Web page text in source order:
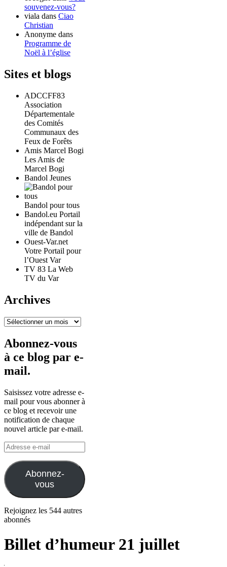
souvenez-vous?
viala dans Ciao
Christian
Anonyme dans
Programme de
Noël à l’église
Sites et blogs
ADCCFF83
Association
Départementale
des Comités
Communaux des
Feux de Forêts
Amis Marcel Bogi
Les Amis de
Marcel Bogi
Bandol Jeunes
Bandol pour tous
Bandol.eu Portail
indépendant sur la
ville de Bandol
Ouest-Var.net
Votre Portail pour
l’Ouest Var
TV 83 La Web
TV du Var
Archives
Archives
Abonnez-vous
à ce blog par e-
mail.
Saisissez votre adresse e-
mail pour vous abonner à
ce blog et recevoir une
notification de chaque
nouvel article par e-mail.
Adresse
e-
mail
Abonnez-
vous
Rejoignez les 544 autres
abonnés
Billet d’humeur 21 juillet